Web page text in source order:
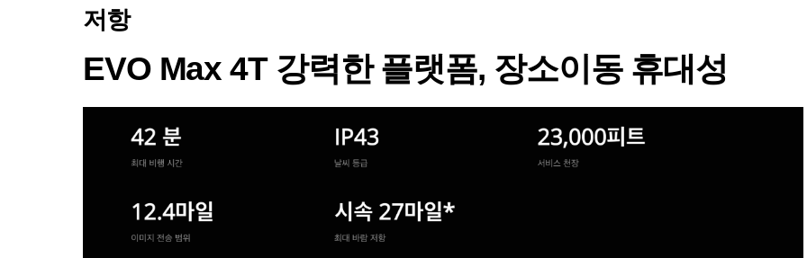
저항
EVO Max 4T 강력한 플랫폼, 장소이동 휴대성